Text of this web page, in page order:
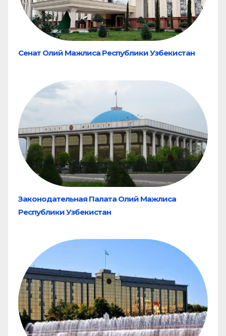
Сенат Олий Мажлиса Республики Узбекистан
Законодательная Палата Олий Мажлиса
Республики Узбекистан